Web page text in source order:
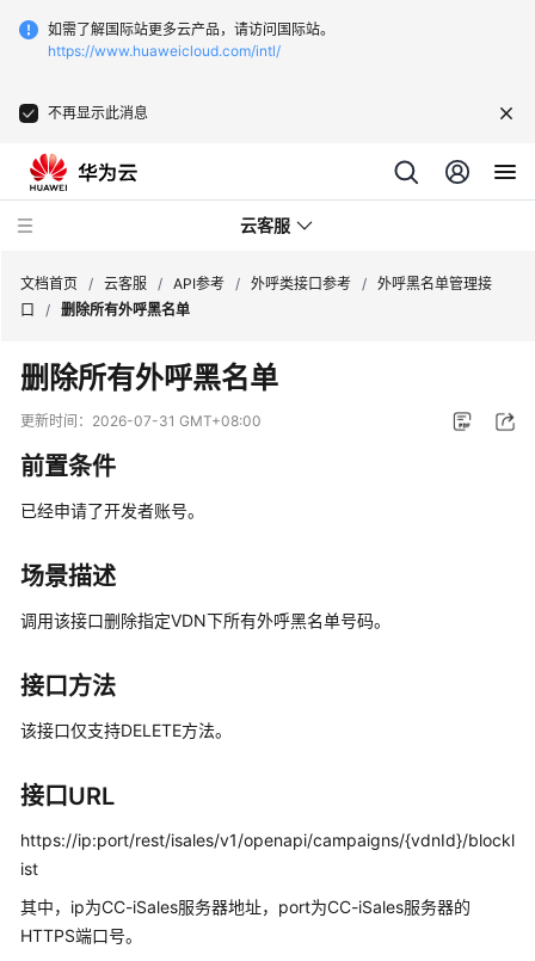
如需了解国际站更多云产品，请访问国际站。
https://www.huaweicloud.com/intl/
不再显示此消息
云客服
最
新
动
品
绍
快
入
户
指
南
格
说
文档首页 / 云客服 / API参考 / 外呼类接口参考 / 外呼黑名单管理接
口
/ 删除所有外呼黑名单
删除所有外呼黑名单
更新时间： 2026-07-31 GMT+08:00
前置条件
已经申请了开发者账号。
场景描述
调用该接口删除指定VDN下所有外呼黑名单号码。
接口方法
该接口仅支持DELETE方法。
接口URL
https://ip:port/rest/isales/v1/openapi/campaigns/{vdnId}/blockl
ist
其中，ip为CC-iSales服务器地址，port为CC-iSales服务器的
HTTPS端口号。